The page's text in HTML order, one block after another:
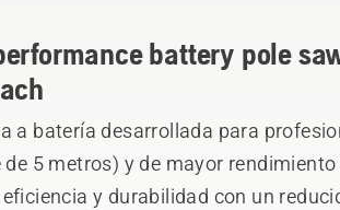
battery pole
a batería desarrollada para
de 5 metros) y de mayor
y durabilidad con un